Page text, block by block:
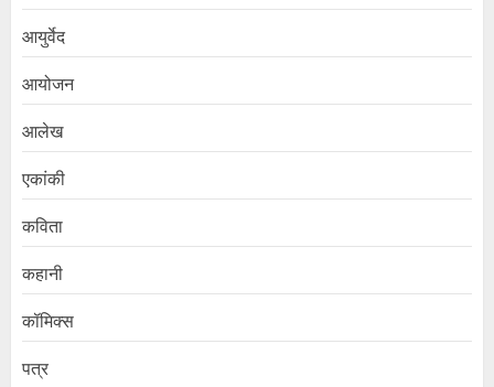
आयुर्वेद
आयोजन
आलेख
एकांकी
कविता
कहानी
कॉमिक्स
पत्र